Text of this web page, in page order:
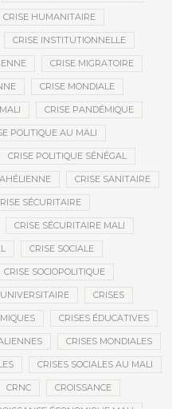
CRISE HUMANITAIRE
CRISE INSTITUTIONNELLE
CRISE MIGRATOIRE
CRISE MONDIALE
CRISE PANDÉMIQUE
POLITIQUE AU MALI
CRISE POLITIQUE SÉNÉGAL
CRISE SANITAIRE
SÉCURITAIRE
CRISE SÉCURITAIRE MALI
CRISE SOCIALE
CRISE SOCIOPOLITIQUE
CRISES
CRISES ÉDUCATIVES
CRISES MONDIALES
CRISES SOCIALES AU MALI
CRNC CROISSANCE